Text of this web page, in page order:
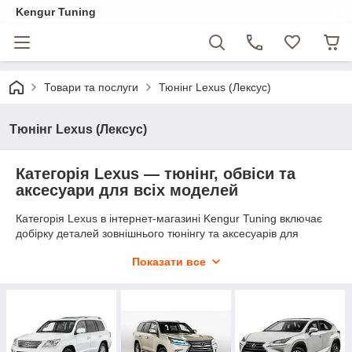
Kengur Tuning
Товари та послуги Тюнінг Lexus (Лексус)
Тюнінг Lexus (Лексус)
Категорія Lexus — тюнінг, обвіси та
аксесуари для всіх моделей
Категорія Lexus в інтернет-магазині Kengur Tuning включає
добірку деталей зовнішнього тюнінгу та аксесуарів для
Тут представлені рішення для оновлення зовнішнього
систему та аксесуари.
Асортимент орієнтований на власників позашляховиків і
Показати все